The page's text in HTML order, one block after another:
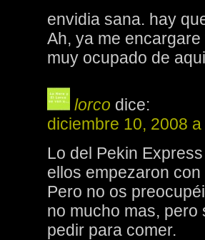
envidia sana. hay
Ah, ya me
muy ocupado de
lorco dice:
diciembre 10, 2008
Lo del Pekin
ellos empezaron
Pero no os
no mucho mas, pero
pedir para comer.